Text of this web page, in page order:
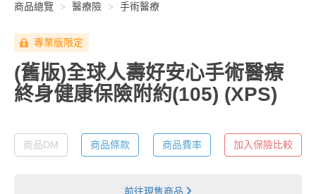
商品總覽 醫療險 手術醫療
專業版限定
(舊版)全球人壽好安心手術醫療
終身健康保險附約(105) (XPS)
商品DM 商品條款 商品費率 加入保險比較
前往現售商品